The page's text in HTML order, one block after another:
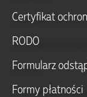
Certyfikat
RODO
Formularz
Formy płatności